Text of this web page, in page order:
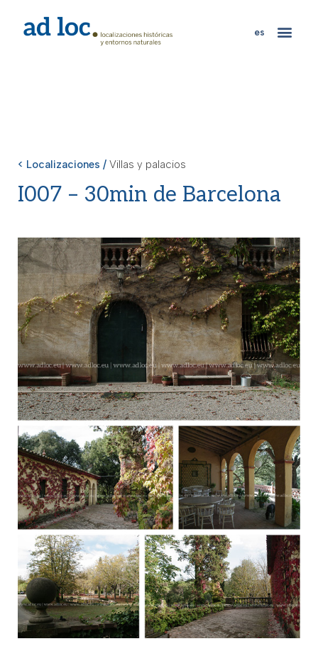
es
< Localizaciones / Villas y palacios
I007 – 30min de Barcelona